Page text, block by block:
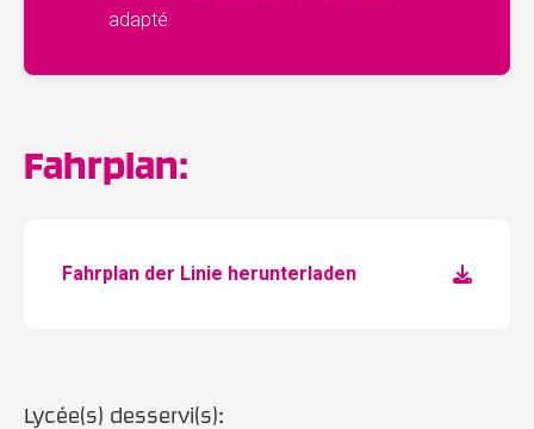
adapté
Fahrplan:
Fahrplan der Linie herunterladen
Lycée(s) desservi(s):